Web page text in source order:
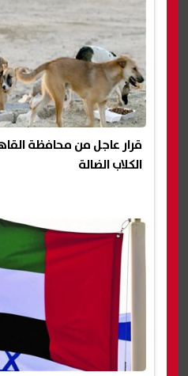
قرار عاجل من محافظة
الكلاب الضالة